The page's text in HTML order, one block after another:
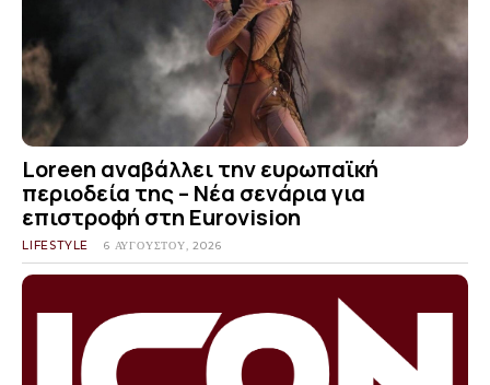
Loreen αναβάλλει την ευρωπαϊκή
περιοδεία της – Νέα σενάρια για
επιστροφή στη Eurovision
LIFESTYLE 6 ΑΥΓΟΎΣΤΟΥ, 2026